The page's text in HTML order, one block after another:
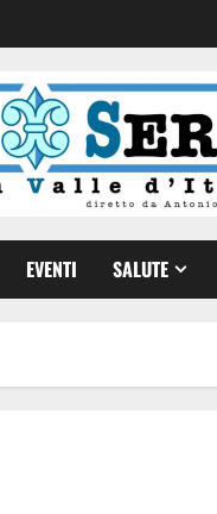
EVENTI SALUTE